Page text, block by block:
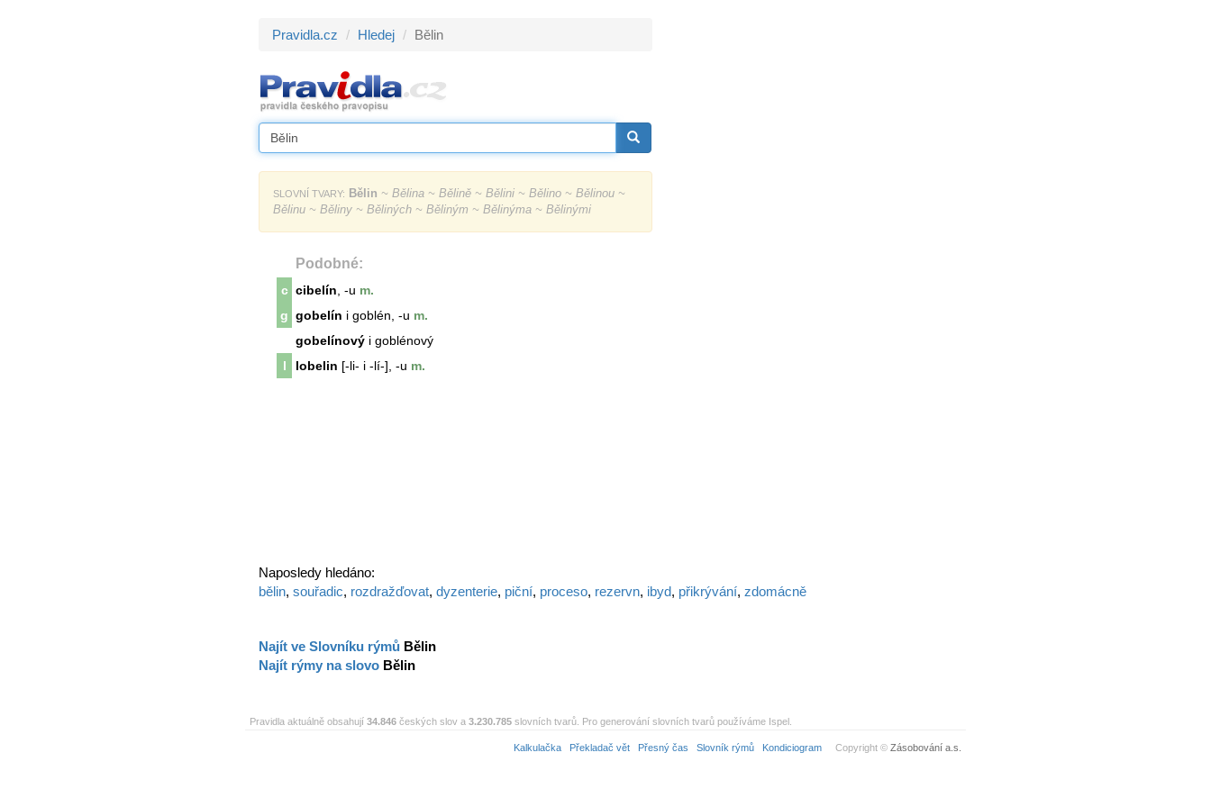
Pravidla.cz Hledej Bělin
SLOVNÍ TVARY: Bělin ~ Bělina ~ Bělině ~ Bělini ~ Bělino ~ Bělinou ~
Bělinu ~ Běliny ~ Běliných ~ Běliným ~ Bělinýma ~ Bělinými
Podobné:
c cibelín , -u m.
g gobelín i goblén, -u m.
gobelínový i goblénový
l
lobelin [-li- i -lí-], -u m.
Naposledy hledáno:
bělin, souřadic, rozdražďovat, dyzenterie, piční, proceso, rezervn, ibyd, přikrývání, zdomácně
Najít ve Slovníku rýmů Bělin
Najít rýmy na slovo Bělin
Pravidla aktuálně obsahují 34.846 českých slov a 3.230.785 slovních tvarů. Pro generování slovních tvarů používáme Ispel.
Kalkulačka Překladač vět Přesný čas Slovník rýmů Kondiciogram Copyright © Zásobování a.s.